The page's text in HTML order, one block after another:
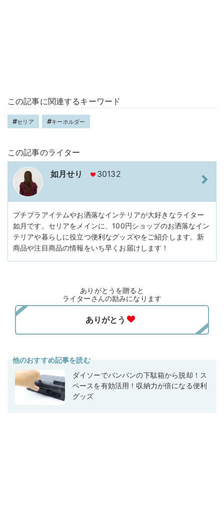
この記事に関連するキーワード
セリア キーホルダー
この記事のライター
如月せり 30132
プチプラアイテムやお洒落なインテリアが大好きなライター
如月です。セリアをメインに、100円ショップのお洒落なイン
テリアや暮らしに役立つ便利なグッズやをご紹介します。新
商品や注目商品の情報をいち早くお届けします！
ありがとうを贈ると
ライターさんの励みになります
他のおすすめ記事を読む
ダイソーでパンパンの下駄箱から脱却！ス
ペースを有効活用！収納力が倍になる便利
グッズ